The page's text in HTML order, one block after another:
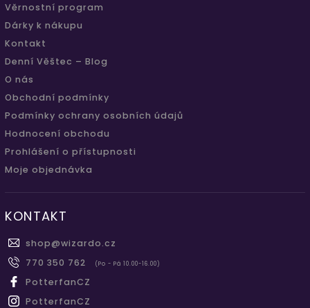
Věrnostní program
Dárky k nákupu
Kontakt
Denní Věštec – Blog
O nás
Obchodní podmínky
Podmínky ochrany osobních údajů
Hodnocení obchodu
Prohlášení o přístupnosti
Moje objednávka
KONTAKT
shop@wizardo.cz
770 350 762
(Po - Pá 10.00-16.00)
PotterfanCZ
PotterfanCZ